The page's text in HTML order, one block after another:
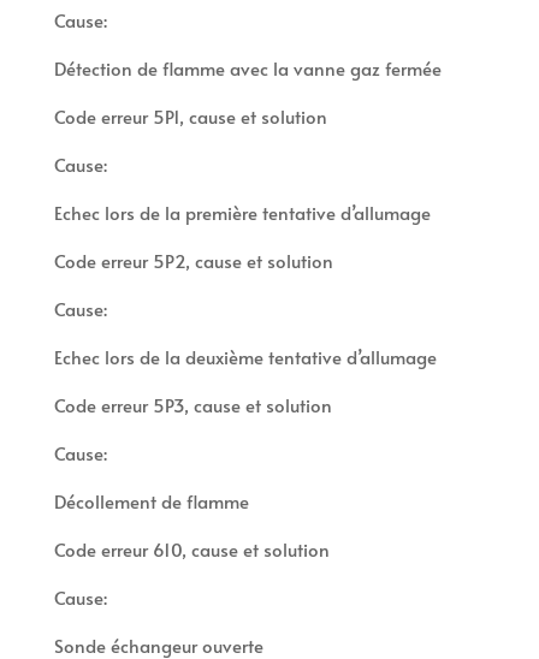
Cause:
Détection de flamme avec la vanne gaz fermée
Code erreur 5P1, cause et solution
Cause:
Echec lors de la première tentative d’allumage
Code erreur 5P2, cause et solution
Cause:
Echec lors de la deuxième tentative d’allumage
Code erreur 5P3, cause et solution
Cause:
Décollement de flamme
Code erreur 610, cause et solution
Cause:
Sonde échangeur ouverte